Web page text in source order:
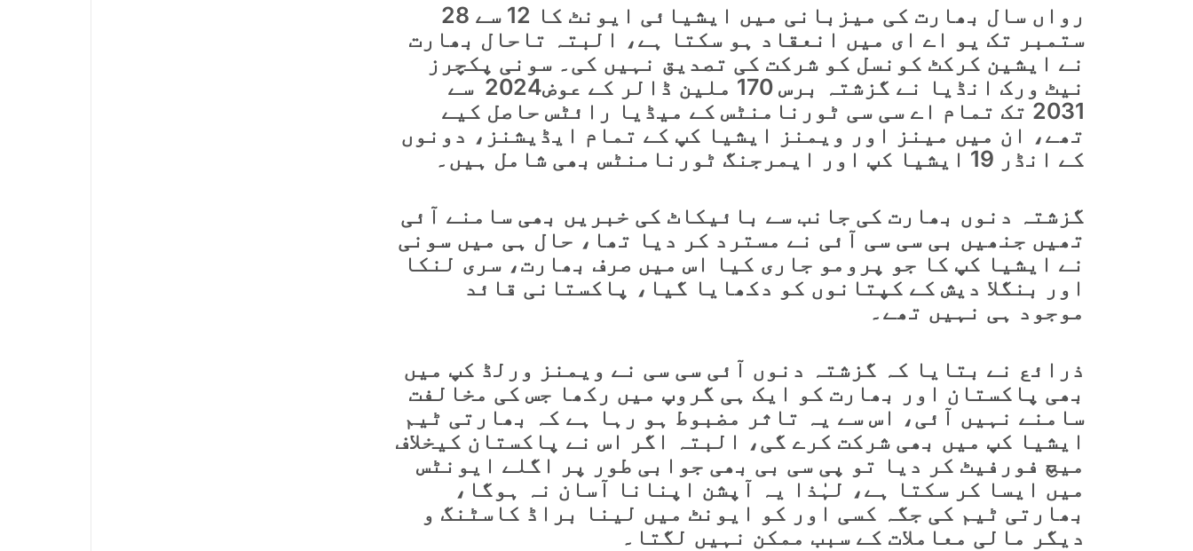
رواں سال بھارت کی میزبانی میں ایشیائی ایونٹ کا 12 سے 28
ستمبر تک یو اے ای میں انعقاد ہو سکتا ہے، البتہ تاحال بھارت
نے ایشین کرکٹ کونسل کو شرکت کی تصدیق نہیں کی۔ سونی پکچرز
نیٹ ورک انڈیا نے گزشتہ برس 170 ملین ڈالر کے عوض2024 سے
2031 تک تمام اے سی سی ٹورنامنٹس کے میڈیا رائٹس حاصل کیے
تھے، ان میں مینز اور ویمنز ایشیا کپ کے تمام ایڈیشنز، دونوں
کے انڈر 19 ایشیا کپ اور ایمرجنگ ٹورنامنٹس بھی شامل ہیں۔
گزشتہ دنوں بھارت کی جانب سے بائیکاٹ کی خبریں بھی سامنے آئی
تھیں جنھیں بی سی سی آئی نے مسترد کر دیا تھا، حال ہی میں سونی
نے ایشیا کپ کا جو پرومو جاری کیا اس میں صرف بھارت، سری لنکا
اور بنگلا دیش کے کپتانوں کو دکھایا گیا، پاکستانی قائد
موجود ہی نہیں تھے۔
ذرائع نے بتایا کہ گزشتہ دنوں آئی سی سی نے ویمنز ورلڈ کپ میں
بھی پاکستان اور بھارت کو ایک ہی گروپ میں رکھا جس کی مخالفت
سامنے نہیں آئی، اس سے یہ تاثر مضبوط ہو رہا ہے کہ بھارتی ٹیم
ایشیا کپ میں بھی شرکت کرے گی، البتہ اگر اس نے پاکستان کیخلاف
میچ فورفیٹ کر دیا تو پی سی بی بھی جوابی طور پر اگلے ایونٹس
میں ایسا کر سکتا ہے، لہٰذا یہ آپشن اپنانا آسان نہ ہوگا،
بھارتی ٹیم کی جگہ کسی اور کو ایونٹ میں لینا براڈ کاسٹنگ و
دیگر مالی معاملات کے سبب ممکن نہیں لگتا۔